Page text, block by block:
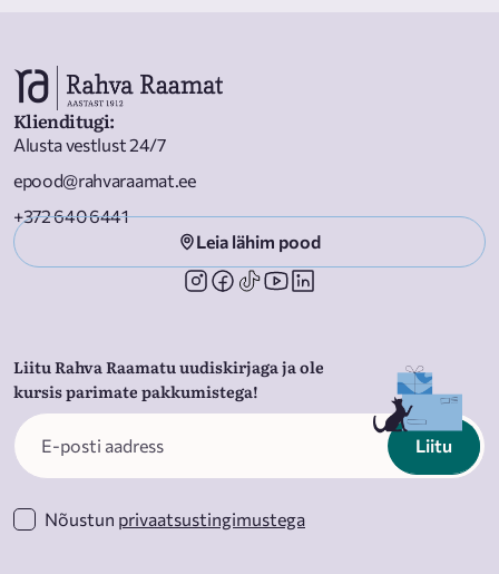
Klienditugi:
Alusta vestlust 24/7
epood@rahvaraamat.ee
+372 640 6441
Leia lähim pood
Liitu Rahva Raamatu uudiskirjaga ja ole
kursis parimate pakkumistega!
Liitu
Nõustun privaatsustingimustega